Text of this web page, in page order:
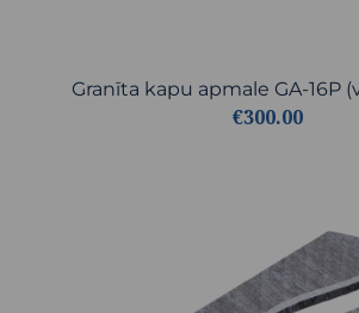
Granīta kapu apmale GA-16P
€300.00